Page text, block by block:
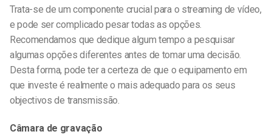
Trata-se de um componente crucial para o streaming de vídeo,
e pode ser complicado pesar todas as opções.
Recomendamos que dedique algum tempo a pesquisar
algumas opções diferentes antes de tomar uma decisão.
Desta forma, pode ter a certeza de que o equipamento em
que investe é realmente o mais adequado para os seus
objectivos de transmissão.
Câmara de gravação